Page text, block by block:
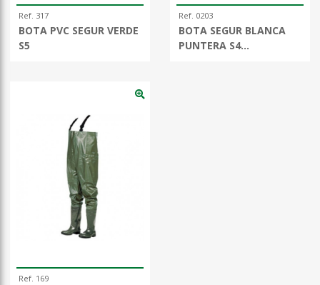
Ref. 317
BOTA PVC SEGUR VERDE
S5
Ref. 0203
BOTA SEGUR BLANCA
PUNTERA S4
Ref. 169